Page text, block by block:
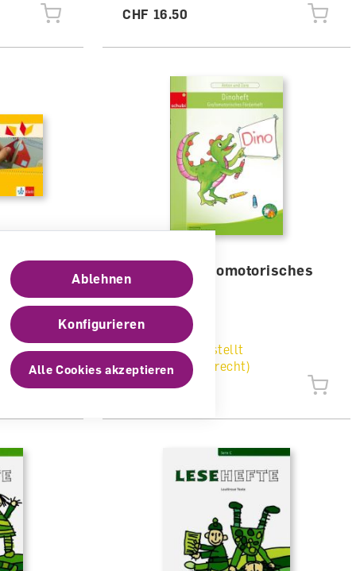
CHF 16.50
Dinoheft Grafomotorisches
Fördern
Arbeitsheft
wird für Sie bestellt
(kein Rückgaberecht)
CHF 15.00
Ablehnen
Konfigurieren
Alle Cookies akzeptieren